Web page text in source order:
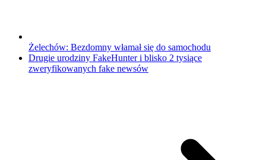
Żelechów: Bezdomny włamał się do samochodu
Drugie urodziny FakeHunter i blisko 2 tysiące
zweryfikowanych fake newsów